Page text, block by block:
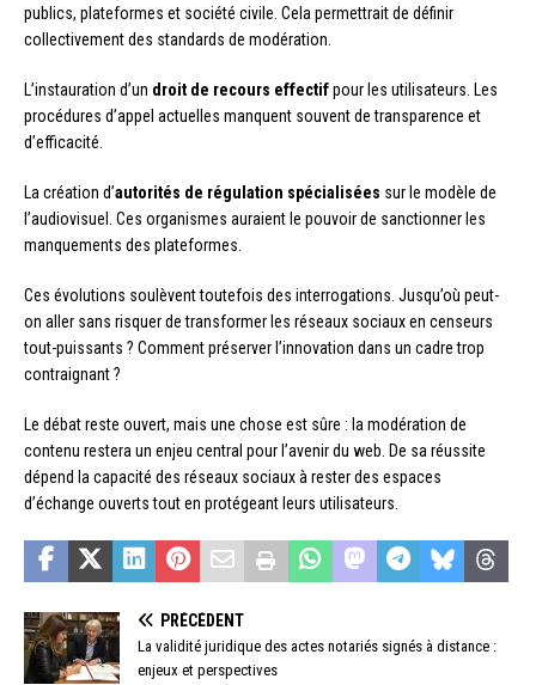
publics, plateformes et société civile. Cela permettrait de définir
collectivement des standards de modération.
L’instauration d’un droit de recours effectifpour les utilisateurs. Les
procédures d’appel actuelles manquent souvent de transparence et
d’efficacité.
La création d’autorités de régulation spécialisées sur le modèle de
l’audiovisuel. Ces organismes auraient le pouvoir de sanctionner les
manquements des plateformes.
Ces évolutions soulèvent toutefois des interrogations. Jusqu’où peut-
on aller sans risquer de transformer les réseaux sociaux en censeurs
tout-puissants ? Comment préserver l’innovation dans un cadre trop
contraignant ?
Le débat reste ouvert, mais une chose est sûre : la modération de
contenu restera un enjeu central pour l’avenir du web. De sa réussite
dépend la capacité des réseaux sociaux à rester des espaces
d’échange ouverts tout en protégeant leurs utilisateurs.
PRÉCÉDENT
La validité juridique des actes notariés signés à distance :
enjeux et perspectives